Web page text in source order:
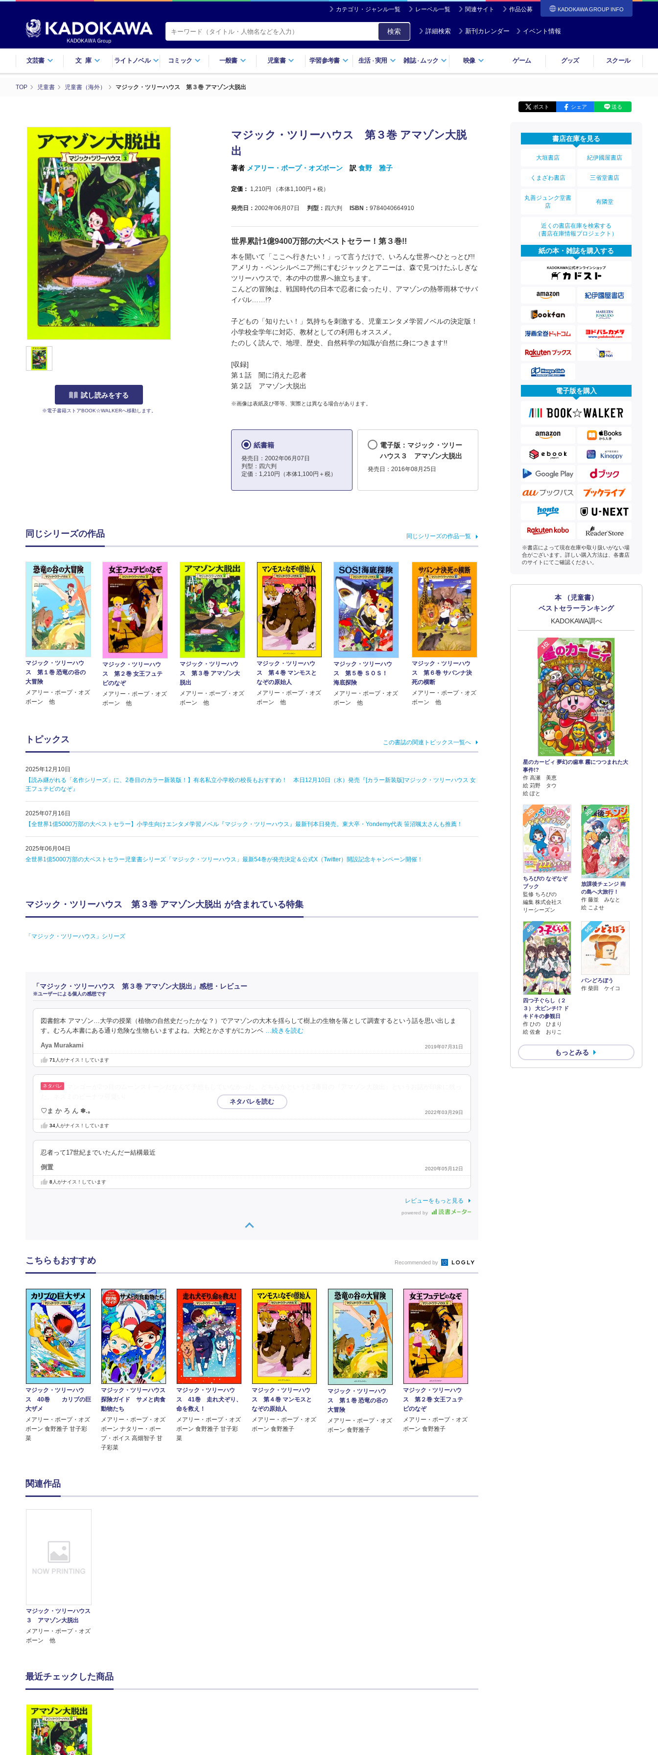
カテゴリ・ジャンル一覧 レーベル一覧 関連サイト 作品公募 KADOKAWA GROUP INFO
検索 詳細検索 新刊カレンダー イベント情報
文芸書 文庫 ライトノベル コミック 一般書 児童書 学習参考書 生活・実用 雑誌・ ムック 映像 ゲーム グッズ スクール
TOP 児童書 児童書（海外） マジック・ツリーハウス 第３巻 アマゾン大脱出
ポスト シェア 送る
試し読みをする
※電子書籍ストアBOOK☆WALKERへ移動します。
マジック・ツリーハウス 第３巻 アマゾン大脱
出
著者 メアリー・ポープ・オズボーン 訳 食野 雅子
定価： 1,210円 （本体1,100円＋税）
発売日： 2002年06月07日 判型： 四六判 ISBN： 9784040664910
世界累計1億9400万部の大ベストセラー！第３巻!!
本を開いて「ここへ行きたい！」って言うだけで、いろんな世界へひとっとび!!
アメリカ・ペンシルベニア州にすむジャックとアニーは、森で見つけたふしぎな
ツリーハウスで、本の中の世界へ旅立ちます。
こんどの冒険は、戦国時代の日本で忍者に会ったり、アマゾンの熱帯雨林でサバ
イバル……!?
子どもの「知りたい！」気持ちを刺激する、児童エンタメ学習ノベルの決定版！
小学校全学年に対応、教材としての利用もオススメ。
たのしく読んで、地理、歴史、自然科学の知識が自然に身につきます!!
[収録]
第１話 闇に消えた忍者
第２話 アマゾン大脱出
※画像は表紙及び帯等、実際とは異なる場合があります。
紙書籍
発売日：2002年06月07日
判型：四六判
定価：1,210円（本体1,100円＋税）
電子版：マジック・ツリー
ハウス３ アマゾン大脱出
発売日：2016年08月25日
同じシリーズの作品 同じシリーズの作品一覧
マジック・ツリーハウ
ス 第１巻 恐竜の谷の
大冒険
メアリー・ポープ・オズ
ボーン 他
マジック・ツリーハウ
ス 第２巻 女王フュテ
ピのなぞ
メアリー・ポープ・オズ
ボーン 他
マジック・ツリーハウ
ス 第３巻 アマゾン大
脱出
メアリー・ポープ・オズ
ボーン 他
マジック・ツリーハウ
ス 第４巻 マンモスと
なぞの原始人
メアリー・ポープ・オズ
ボーン 他
マジック・ツリーハウ
ス 第５巻 ＳＯＳ！
海底探険
メアリー・ポープ・オズ
ボーン 他
マジック・ツリーハウ
ス 第６巻 サバンナ決
死の横断
メアリー・ポープ・オズ
ボーン 他
トピックス この書誌の関連トピックス一覧へ
2025年12月10日
【読み継がれる「名作シリーズ」に、2巻目のカラー新装版！】有名私立小学校の校長もおすすめ！ 本日12月10日（水）発売『[カラー新装版]マジック・ツリーハウス 女
王フュテピのなぞ』
2025年07月16日
【全世界1億5000万部の大ベストセラー】小学生向けエンタメ学習ノベル『マジック・ツリーハウス』最新刊本日発売。東大卒・Yondemy代表 笹沼颯太さんも推薦！
2025年06月04日
全世界1億5000万部の大ベストセラー児童書シリーズ「マジック・ツリーハウス」最新54巻が発売決定＆公式X（Twitter）開設記念キャンペーン開催！
マジック・ツリーハウス 第３巻 アマゾン大脱出 が含まれている特集
「マジック・ツリーハウス」シリーズ
「マジック・ツリーハウス 第３巻 アマゾン大脱出」感想・レビュー
※ユーザーによる個人の感想です
図書館本 アマゾン…大学の授業（植物の自然史だったかな？）でアマゾンの大木を揺らして樹上の生物を落として調査するという話を思い出しま
す。むろん本書にある通り危険な生物もいますよね。大蛇とかさすがにカンベ …続きを読む
Aya Murakami 2019年07月31日
71 人がナイス！しています
♡ま か ろ ん ✽.｡ 2022年03月29日
34人がナイス！しています
忍者って17世紀までいたんだー結構最近
倒置 2020年05月12日
8人がナイス！しています
レビューをもっと見る
powered by
書店在庫を見る
大垣書店 紀伊國屋書店
くまざわ書店 三省堂書店
丸善ジュンク堂書
店
有隣堂
近くの書店在庫を検索する
（書店在庫情報プロジェクト）
紙の本・雑誌を購入する
電子版を購入
※書店によって現在在庫や取り扱いがない場
合がございます。詳しい購入方法は、各書店
のサイトにてご確認ください。
本 （児童書）
ベストセラーランキング
KADOKAWA調べ
1位
星のカービィ 夢幻の歯車 霧につつまれた大
事件!?
作 高瀬 美恵
絵 苅野 タウ
絵 ぽと
2位
ちろぴの なぞなぞ
ブック
監修 ちろぴの
編集 株式会社ス
リーシーズン
3位
放課後チェンジ 南
の島へ大旅行！
作 藤並 みなと
絵 こよせ
4位
四つ子ぐらし（２
３） 大ピンチ!? ド
キドキの参観日
作 ひの ひまり
絵 佐倉 おりこ
5位
パンどろぼう
作 柴田 ケイコ
もっとみる
こちらもおすすめ Recommended by
マジック・ツリーハウ
ス 40巻 カリブの巨
大ザメ
メアリー・ポープ・オズ
ボーン 食野雅子 甘子彩
菜
マジック・ツリーハウス
探険ガイド サメと肉食
動物たち
メアリー・ポープ・オズ
ボーン ナタリー・ポー
プ・ボイス 高畑智子 甘
子彩菜
マジック・ツリーハウ
ス 41巻 走れ犬ぞり、
命を救え！
メアリー・ポープ・オズ
ボーン 食野雅子 甘子彩
菜
マジック・ツリーハウ
ス 第４巻 マンモスと
なぞの原始人
メアリー・ポープ・オズ
ボーン 食野雅子
マジック・ツリーハウ
ス 第１巻 恐竜の谷の
大冒険
メアリー・ポープ・オズ
ボーン 食野雅子
マジック・ツリーハウ
ス 第２巻 女王フュテ
ピのなぞ
メアリー・ポープ・オズ
ボーン 食野雅子
関連作品
マジック・ツリーハウス
３ アマゾン大脱出
メアリー・ポープ・オズ
ボーン 他
最近チェックした商品